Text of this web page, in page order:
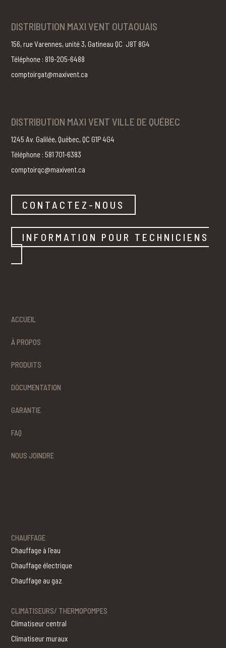
DISTRIBUTION MAXI VENT OUTAOUAIS
156, rue Varennes, unité 3, Gatineau QC J8T 8G4
Téléphone : 819-205-6488
comptoirgat@maxivent.ca
DISTRIBUTION MAXI VENT VILLE DE QUÉBEC
1245 Av. Galilée, Québec, QC G1P 4G4
Téléphone : 581 701-6383
comptoirqc@maxivent.ca
CONTACTEZ-NOUS
INFORMATION POUR TECHNICIENS
ACCUEIL
À PROPOS
PRODUITS
DOCUMENTATION
GARANTIE
FAQ
NOUS JOINDRE
CHAUFFAGE
Chauffage à l'eau
Chauffage électrique
Chauffage au gaz
CLIMATISEURS/ THERMOPOMPES
Climatiseur central
Climatiseur muraux